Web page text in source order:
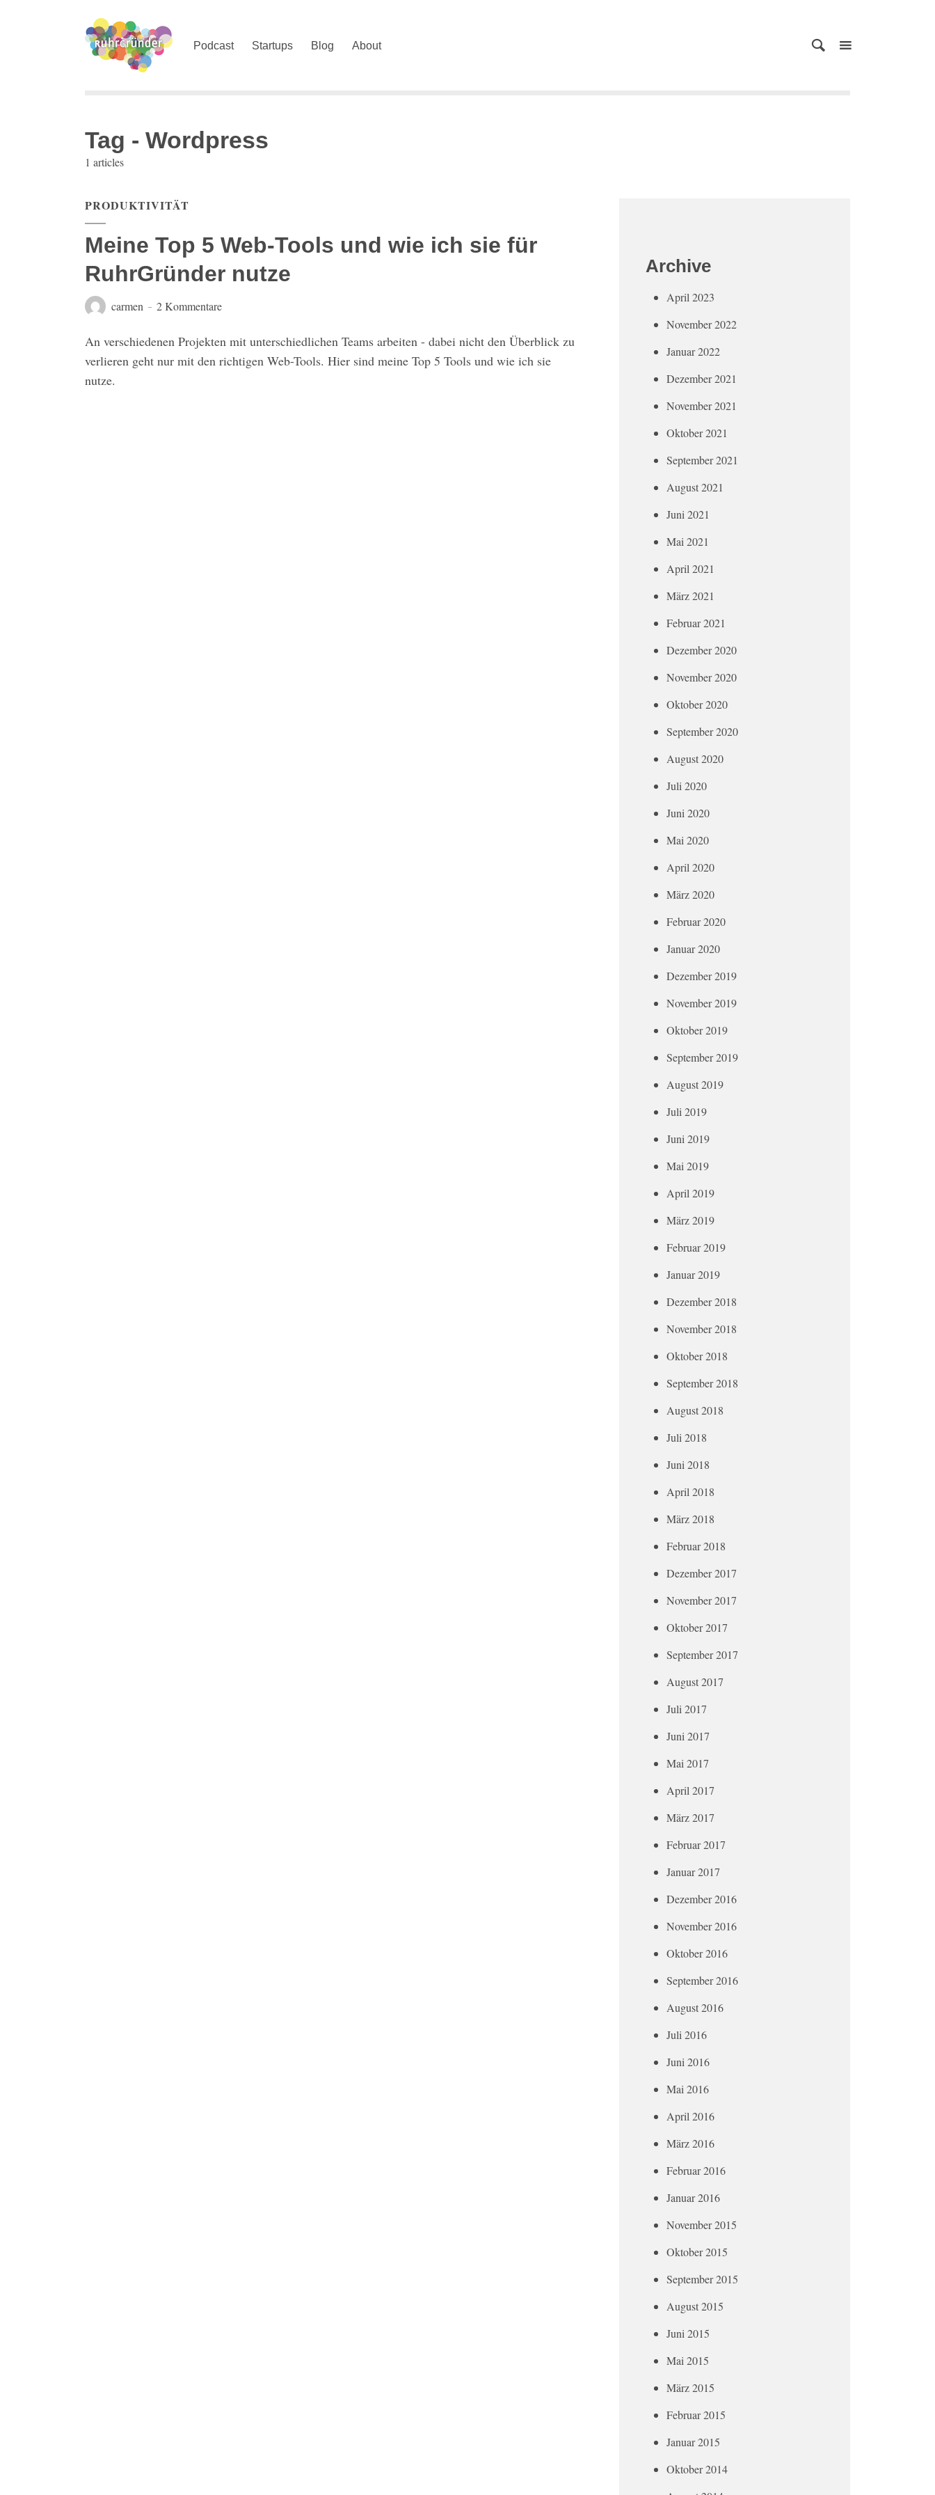
Podcast Startups Blog About
Tag - Wordpress
1 articles
PRODUKTIVITÄT
Meine Top 5 Web-Tools und wie ich sie für
RuhrGründer nutze
carmen 2 Kommentare
An verschiedenen Projekten mit unterschiedlichen Teams arbeiten - dabei nicht den Überblick zu
verlieren geht nur mit den richtigen Web-Tools. Hier sind meine Top 5 Tools und wie ich sie
nutze.
Archive
April 2023
November 2022
Januar 2022
Dezember 2021
November 2021
Oktober 2021
September 2021
August 2021
Juni 2021
Mai 2021
April 2021
März 2021
Februar 2021
Dezember 2020
November 2020
Oktober 2020
September 2020
August 2020
Juli 2020
Juni 2020
Mai 2020
April 2020
März 2020
Februar 2020
Januar 2020
Dezember 2019
November 2019
Oktober 2019
September 2019
August 2019
Juli 2019
Juni 2019
Mai 2019
April 2019
März 2019
Februar 2019
Januar 2019
Dezember 2018
November 2018
Oktober 2018
September 2018
August 2018
Juli 2018
Juni 2018
April 2018
März 2018
Februar 2018
Dezember 2017
November 2017
Oktober 2017
September 2017
August 2017
Juli 2017
Juni 2017
Mai 2017
April 2017
März 2017
Februar 2017
Januar 2017
Dezember 2016
November 2016
Oktober 2016
September 2016
August 2016
Juli 2016
Juni 2016
Mai 2016
April 2016
März 2016
Februar 2016
Januar 2016
November 2015
Oktober 2015
September 2015
August 2015
Juni 2015
Mai 2015
März 2015
Februar 2015
Januar 2015
Oktober 2014